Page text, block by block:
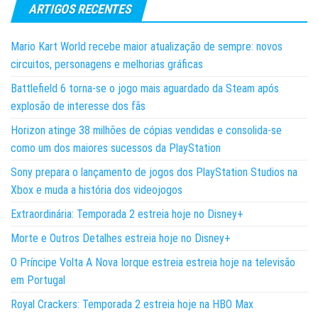
ARTIGOS RECENTES
Mario Kart World recebe maior atualização de sempre: novos
circuitos, personagens e melhorias gráficas
Battlefield 6 torna-se o jogo mais aguardado da Steam após
explosão de interesse dos fãs
Horizon atinge 38 milhões de cópias vendidas e consolida-se
como um dos maiores sucessos da PlayStation
Sony prepara o lançamento de jogos dos PlayStation Studios na
Xbox e muda a história dos videojogos
Extraordinária: Temporada 2 estreia hoje no Disney+
Morte e Outros Detalhes estreia hoje no Disney+
O Príncipe Volta A Nova Iorque estreia estreia hoje na televisão
em Portugal
Royal Crackers: Temporada 2 estreia hoje na HBO Max